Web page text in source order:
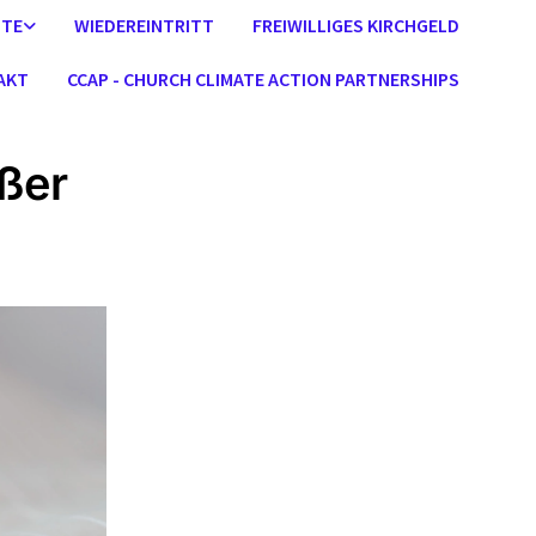
WIEDEREINTRITT FREIWILLIGES KIRCHGELD
CCAP - CHURCH CLIMATE ACTION PARTNERSHIPS